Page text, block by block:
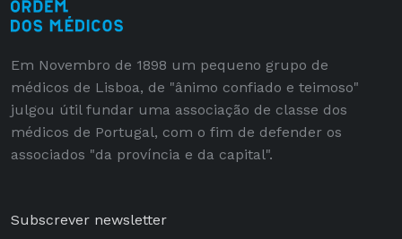
Em Novembro de 1898 um pequeno grupo de
médicos de Lisboa, de "ânimo confiado e teimoso"
julgou útil fundar uma associação de classe dos
médicos de Portugal, com o fim de defender os
associados "da província e da capital".
Subscrever newsletter